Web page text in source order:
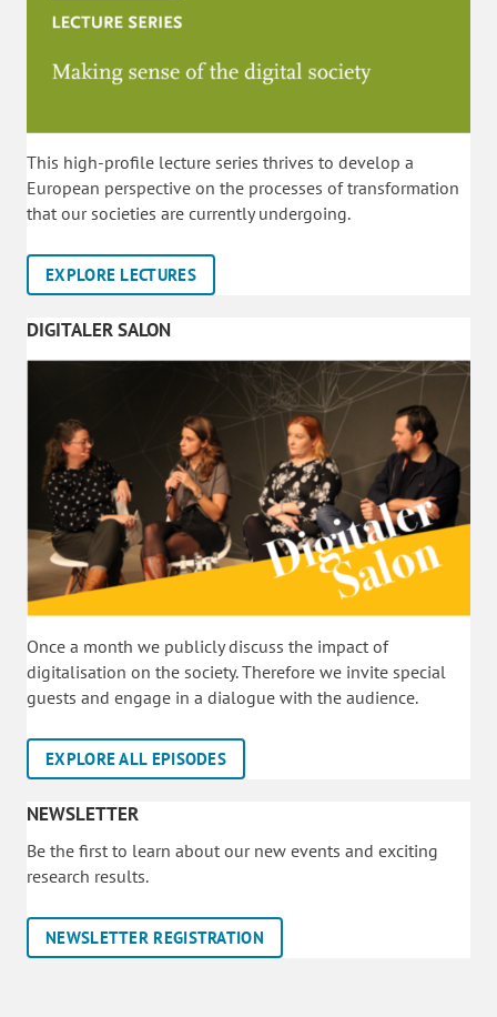
This high-profile lecture series thrives to develop a
European perspective on the processes of transformation
that our societies are currently undergoing.
EXPLORE LECTURES
DIGITALER SALON
Once a month we publicly discuss the impact of
digitalisation on the society. Therefore we invite special
guests and engage in a dialogue with the audience.
EXPLORE ALL EPISODES
NEWSLETTER
Be the first to learn about our new events and exciting
research results.
NEWSLETTER REGISTRATION